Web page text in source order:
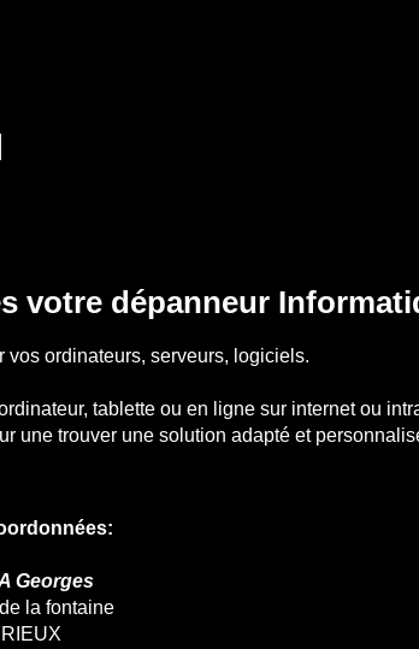
votre dépanneur
ordinateurs, serveurs, logiciels.
tablette ou en ligne sur internet ou
une trouver une solution adapté et
Georges
la fontaine